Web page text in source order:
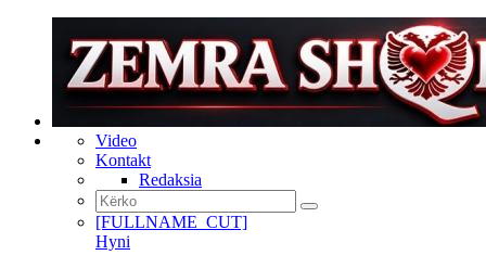
Video
Kontakt
Redaksia
[FULLNAME_CUT]
Hyni